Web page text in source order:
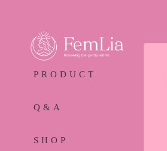
PRODUCT
Q&A
SHOP